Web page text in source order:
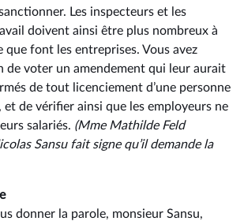
Les inspecteurs et les
doivent ainsi être plus nombreux à
que font les entreprises. Vous avez
de voter un amendement qui leur aurait
de tout licenciement d’une personne
et de vérifier ainsi que les employeurs ne
salariés. (Mme Mathilde Feld
Sansu fait signe qu’il demande la
donner la parole, monsieur Sansu,